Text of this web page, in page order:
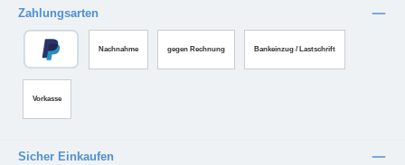
Zahlungsarten
Nachnahme gegen Rechnung Bankeinzug / Lastschrift
Vorkasse
Sicher Einkaufen